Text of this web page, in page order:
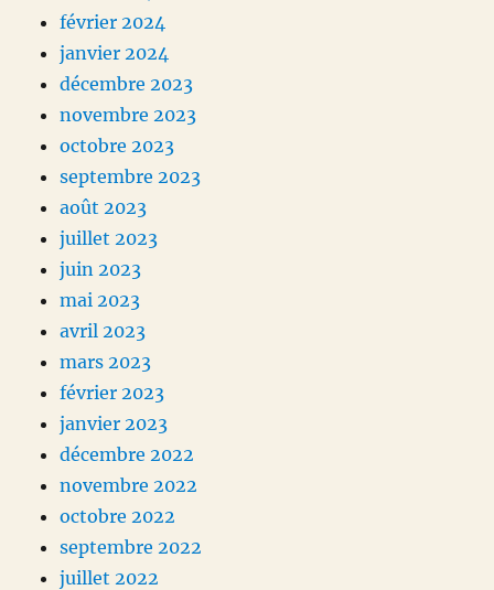
février 2024
janvier 2024
décembre 2023
novembre 2023
octobre 2023
septembre 2023
août 2023
juillet 2023
juin 2023
mai 2023
avril 2023
mars 2023
février 2023
janvier 2023
décembre 2022
novembre 2022
octobre 2022
septembre 2022
juillet 2022